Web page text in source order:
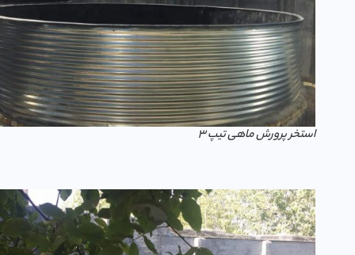
استخر پرورش ماهی تیپ 3